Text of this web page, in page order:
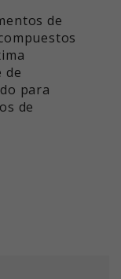
de
de
para
de
de la